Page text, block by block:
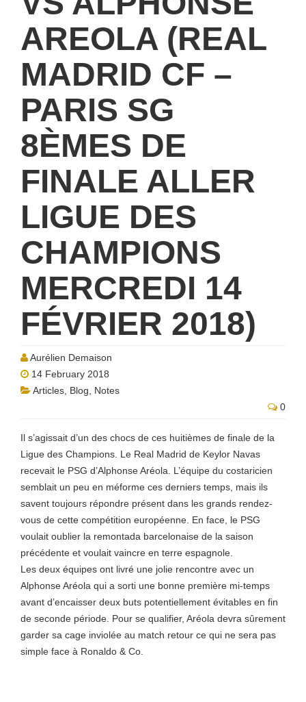
AREOLA (REAL
MADRID CF –
PARIS SG
8ÈMES DE
FINALE ALLER
LIGUE DES
CHAMPIONS
MERCREDI 14
FÉVRIER 2018)
Aurélien Demaison
14 February 2018
Articles Blog
Notes
0
Il s’agissait d’un des chocs de ces huitièmes de finale de la
Ligue des Champions. Le Real Madrid de Keylor Navas
recevait le PSG d’Alphonse Aréola. L’équipe du costaricien
semblait un peu en méforme ces derniers temps, mais ils
savent toujours répondre présent dans les grands rendez-
vous de cette compétition européenne. En face, le PSG
voulait oublier la remontada barcelonaise de la saison
précédente et voulait vaincre en terre espagnole.
Les deux équipes ont livré une jolie rencontre avec un
Alphonse Aréola qui a sorti une bonne première mi-temps
avant d’encaisser deux buts potentiellement évitables en fin
de seconde période. Pour se qualifier, Aréola devra sûrement
garder sa cage inviolée au match retour ce qui ne sera pas
simple face à Ronaldo & Co.